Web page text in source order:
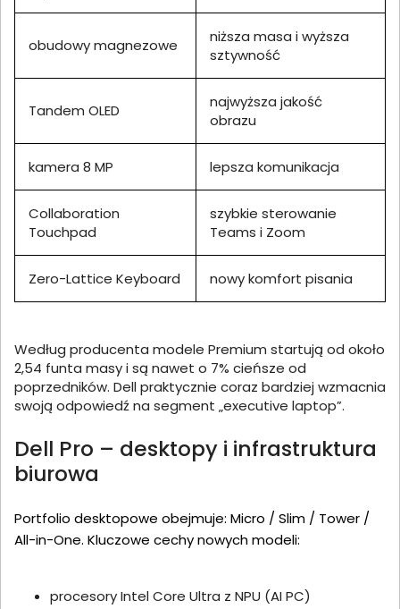
obudowy magnezowe
niższa masa i wyższa
sztywność
Tandem OLED
najwyższa jakość
obrazu
kamera 8 MP lepsza komunikacja
Collaboration
Touchpad
szybkie sterowanie
Teams i Zoom
Zero-Lattice Keyboard nowy komfort pisania
Według producenta modele Premium startują od około
2,54 funta masy i są nawet o 7% cieńsze od
poprzedników. Dell praktycznie coraz bardziej wzmacnia
swoją odpowiedź na segment „executive laptop”.
Dell Pro – desktopy i infrastruktura
biurowa
Portfolio desktopowe obejmuje: Micro / Slim / Tower /
All-in-One. Kluczowe cechy nowych modeli:
procesory Intel Core Ultra z NPU (AI PC)